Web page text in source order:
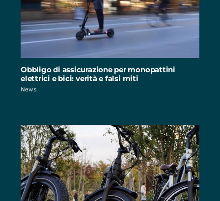
Obbligo di assicurazione per monopattini
elettrici e bici: verità e falsi miti
News